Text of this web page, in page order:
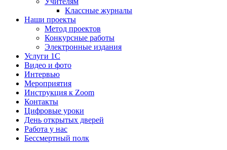
Классные журналы
Наши проекты
Метод проектов
Конкурсные работы
Электронные издания
Услуги 1C
Видео и фото
Интервью
Мероприятия
Инструкция к Zoom
Контакты
Цифровые уроки
День открытых дверей
Работа у нас
Бессмертный полк